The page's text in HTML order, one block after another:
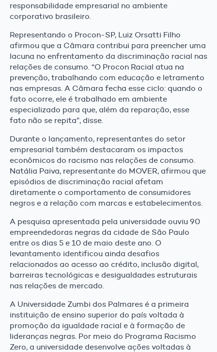
responsabilidade empresarial no ambiente
corporativo brasileiro.
Representando o Procon-SP, Luiz Orsatti Filho
afirmou que a Câmara contribui para preencher uma
lacuna no enfrentamento da discriminação racial nas
relações de consumo. “O Procon Racial atua na
prevenção, trabalhando com educação e letramento
nas empresas. A Câmara fecha esse ciclo: quando o
fato ocorre, ele é trabalhado em ambiente
especializado para que, além da reparação, esse
fato não se repita”, disse.
Durante o lançamento, representantes do setor
empresarial também destacaram os impactos
econômicos do racismo nas relações de consumo.
Natália Paiva, representante do MOVER, afirmou que
episódios de discriminação racial afetam
diretamente o comportamento de consumidores
negros e a relação com marcas e estabelecimentos.
A pesquisa apresentada pela universidade ouviu 90
empreendedoras negras da cidade de São Paulo
entre os dias 5 e 10 de maio deste ano. O
levantamento identificou ainda desafios
relacionados ao acesso ao crédito, inclusão digital,
barreiras tecnológicas e desigualdades estruturais
nas relações de mercado.
A Universidade Zumbi dos Palmares é a primeira
instituição de ensino superior do país voltada à
promoção da igualdade racial e à formação de
lideranças negras. Por meio do Programa Racismo
Zero, a universidade desenvolve ações voltadas à